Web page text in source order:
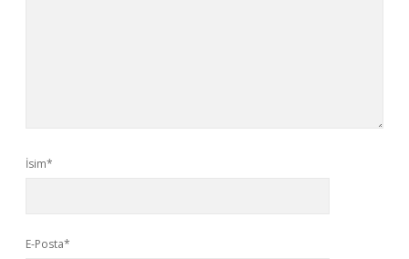
İsim*
E-Posta*